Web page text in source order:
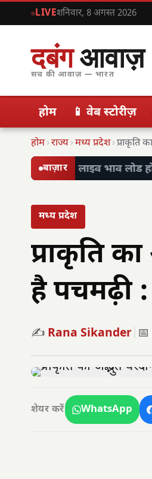
LIVEशनिवार, 8 अगस्त 2026
दबंगआवाज़
सच की आवाज़ — भारत
होम 📱 वेब स्टोरीज़
होम›राज्य›मध्य प्रदेश›
बाज़ार लाइव भाव लोड
मध्य प्रदेश
प्राकृति
है पचमढ़ी :
✍️ Rana Sikander
शेयर करें WhatsApp